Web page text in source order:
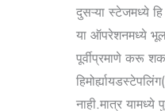
दुसऱ्या स्टेजमध्ये
या ऑपरेशनमध्ये
पूर्वीप्रमाणे करू
नाही.मात्र